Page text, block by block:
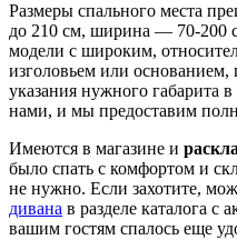
Размеры спального места
до 210 см, ширина — 70-200
модели с широким,
изголовьем или
указания нужного габарита
нами, и мы предоставим
Имеются в магазине и
было спать с комфортом и
не нужно. Если захотите,
дивана в разделе каталога с
вашим гостям спалось еще